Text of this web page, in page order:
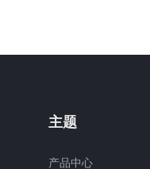
主题
产品中心